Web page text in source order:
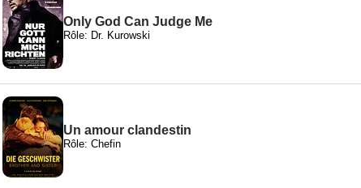
Only God Can Judge Me
Rôle: Dr. Kurowski
Un amour clandestin
Rôle: Chefin